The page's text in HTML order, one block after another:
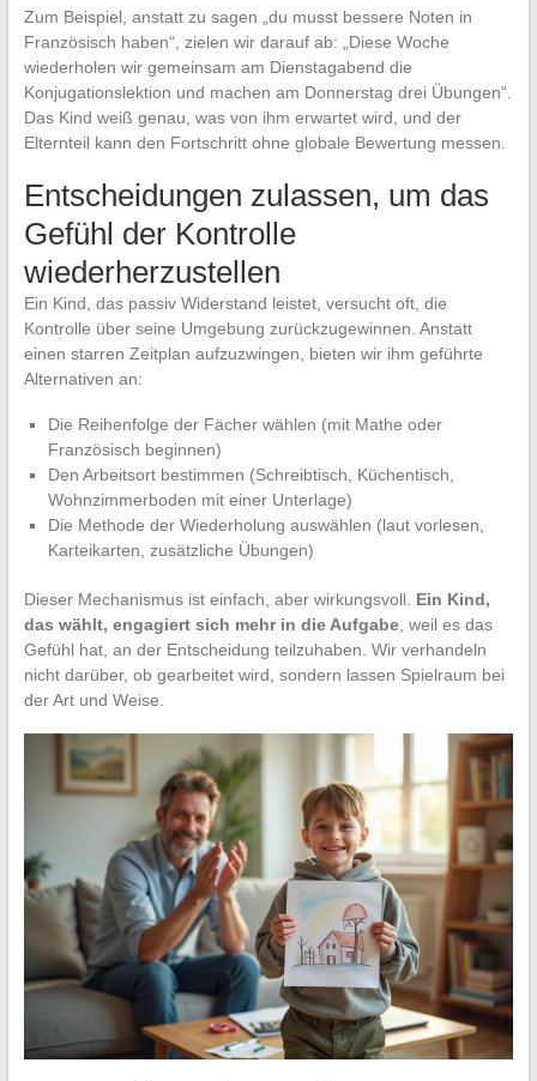
Zum Beispiel, anstatt zu sagen „du musst bessere Noten in
Französisch haben“, zielen wir darauf ab: „Diese Woche
wiederholen wir gemeinsam am Dienstagabend die
Konjugationslektion und machen am Donnerstag drei Übungen“.
Das Kind weiß genau, was von ihm erwartet wird, und der
Elternteil kann den Fortschritt ohne globale Bewertung messen.
Entscheidungen zulassen, um das
Gefühl der Kontrolle
wiederherzustellen
Ein Kind, das passiv Widerstand leistet, versucht oft, die
Kontrolle über seine Umgebung zurückzugewinnen. Anstatt
einen starren Zeitplan aufzuzwingen, bieten wir ihm geführte
Alternativen an:
Die Reihenfolge der Fächer wählen (mit Mathe oder
Französisch beginnen)
Den Arbeitsort bestimmen (Schreibtisch, Küchentisch,
Wohnzimmerboden mit einer Unterlage)
Die Methode der Wiederholung auswählen (laut vorlesen,
Karteikarten, zusätzliche Übungen)
Dieser Mechanismus ist einfach, aber wirkungsvoll. Ein Kind,
das wählt, engagiert sich mehr in die Aufgabe, weil es das
Gefühl hat, an der Entscheidung teilzuhaben. Wir verhandeln
nicht darüber, ob gearbeitet wird, sondern lassen Spielraum bei
der Art und Weise.